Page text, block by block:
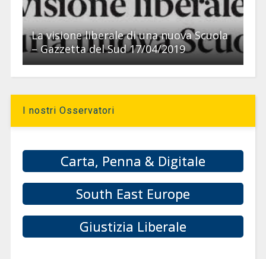
La visione liberale di una nuova Scuola
– Gazzetta del Sud 17/04/2019
I nostri Osservatori
Carta, Penna & Digitale
South East Europe
Giustizia Liberale